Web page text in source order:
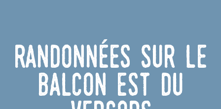
Randonnées sur le
Balcon Est du